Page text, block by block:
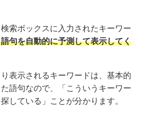
索ボックスに入力されたキーワー
句を自動的に予測して表示してく
表示されるキーワードは、基本的
語句なので、「こういうキーワー
している」ことが分かります。